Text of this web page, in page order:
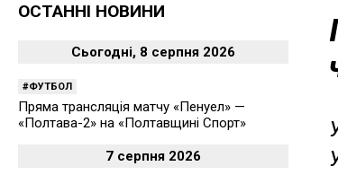
ОСТАННІ НОВИНИ
Сьогодні, 8 серпня 2026
ФУТБОЛ
Пряма трансляція матчу «Пенуел» —
«Полтава-2» на «Полтавщині Спорт»
7 серпня 2026